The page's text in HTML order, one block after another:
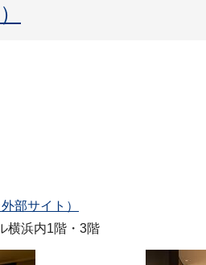
部サイト）
横浜内1階・3階